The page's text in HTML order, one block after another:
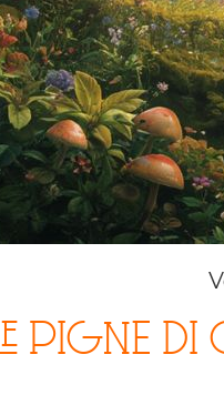
PIGNE DI